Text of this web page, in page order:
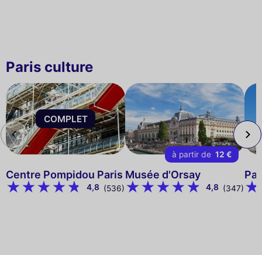
Paris culture
COMPLET
Centre Pompidou Paris
4,8 (536)
à partir de 12 €
Musée d'Orsay
4,8 (347)